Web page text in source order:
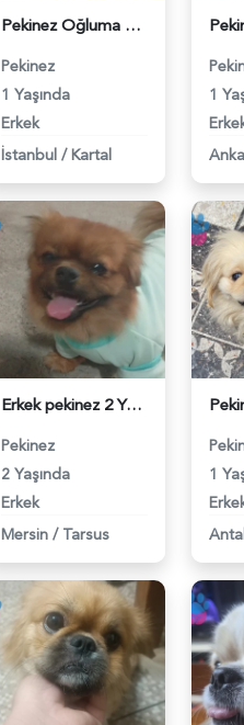
Pekinez Oğluma eş arıyorum - 118984016
Pekinez
1 Yaşında
Erkek
İstanbul / Kartal
1
Erkek pekinez 2 Yaşında Eş Arıyoruz - 118982186
Pekinez
2 Yaşında
Erkek
Mersin / Tarsus
1